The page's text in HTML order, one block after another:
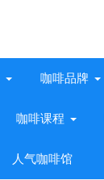
咖啡品牌
咖啡课程
人气咖啡馆